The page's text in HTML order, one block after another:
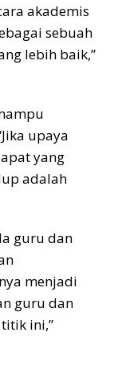
akademis
sebuah
lebih baik,”
upaya
yang
adalah
guru dan
menjadi
guru dan
ini,”